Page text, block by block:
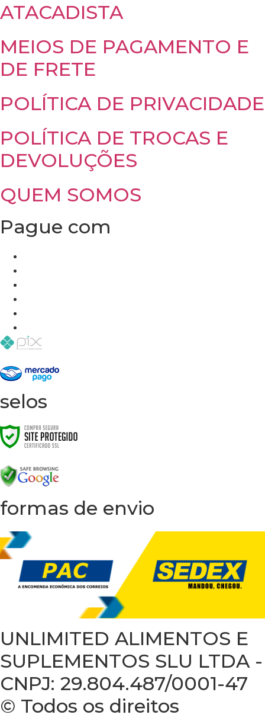
ATACADISTA
MEIOS DE PAGAMENTO E
DE FRETE
POLÍTICA DE PRIVACIDADE
POLÍTICA DE TROCAS E
DEVOLUÇÕES
QUEM SOMOS
Pague com
selos
formas de envio
UNLIMITED ALIMENTOS E
SUPLEMENTOS SLU LTDA -
CNPJ: 29.804.487/0001-47
© Todos os direitos